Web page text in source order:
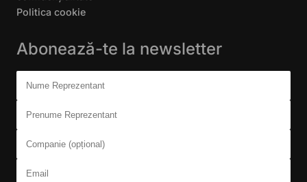
Politica cookie
Abonează-te la newsletter
Don't fill this out:
Nume Reprezentant
Prenume Reprezentant
Companie (opțional)
Email